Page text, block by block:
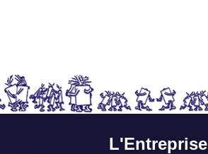
L'Entreprise